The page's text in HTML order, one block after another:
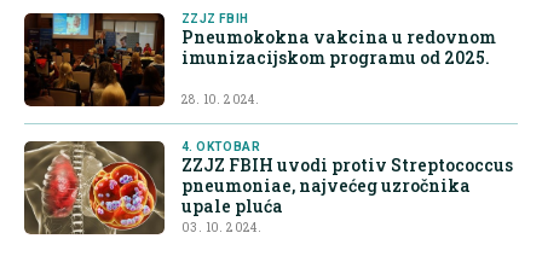
ZZJZ FBIH
Pneumokokna vakcina u redovnom
imunizacijskom programu od 2025.
28. 10. 2024.
4. OKTOBAR
ZZJZ FBIH uvodi protiv Streptococcus
pneumoniae, najvećeg uzročnika
upale pluća
03. 10. 2024.